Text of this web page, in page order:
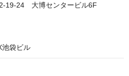
19-24　大博センタービル6F
池袋ビル